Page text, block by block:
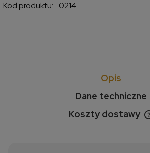
Kod produktu:
0214
Opis
Dane techniczne
Koszty dostawy
Cena nie zawiera ewentualnych kosztów